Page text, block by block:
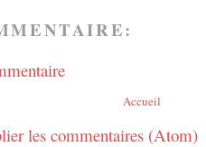
Accueil
les commentaires (Atom)